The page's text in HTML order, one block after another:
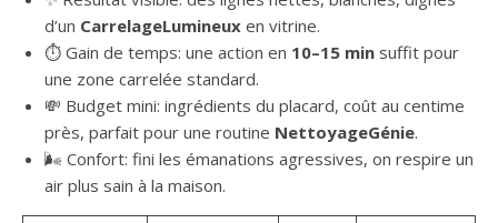
d’un CarrelageLumineux en vitrine.
⏱️ Gain de temps: une action en 10–15 min suffit pour
une zone carrelée standard.
💸 Budget mini: ingrédients du placard, coût au centime
près, parfait pour une routine NettoyageGénie.
🌬️ Confort: fini les émanations agressives, on respire un
air plus sain à la maison.